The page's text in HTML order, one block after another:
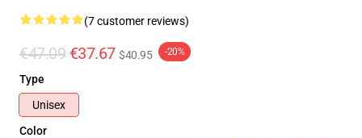
(7 customer reviews)
€47.09 €37.67 $40.95 -20%
Type
Unisex
Color